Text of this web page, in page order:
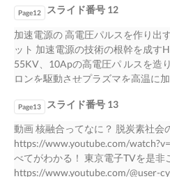
めの高電圧スイッチにより構成さ
電源を供給するための充電用高電
電源及び高電圧スイッチを スイッ
を短絡するための放 制御するため
PLC）を設ける 電用高圧スイッチ
用正電源 ： 10KV 最大電圧 ：
： DC～5KHz 外観寸法 ： H2300
法 ： H2300 X W1200 X
圧電源部の構成 直流高電圧電源部
ド電極へAPS高電圧 スイッチを介
を供給する目的で使用 されるAPS
ンのボディ電極へ制御電 圧を供給
により構成されます。 ●高電圧スイ
部はジャイロトロンを運転・制御
速・高電圧のパルス電圧を供給す
ード電極に制御電源を供給するた
アノード電極とカソード電極間を
スイッチの2台の高電圧スイッチ
す。
Page12 スライド番号 12
加速電源の 高電圧パルスを作り出
ット 加速電源の技術の根幹を成す
55KV、10Apの高電圧パ ルスを造
ロンを駆動させプラズマを高温に
ュール）接続させることにより、
ーダーの高速 スイッチングを実現
も各阻止に負担をかけることなく
が、他にはないスイッチ ング技術
ト ●100μsecの高速スイッチング ●
チの運転時に外的要因 により印加
Page13 スライド番号 13
動画 核融合ってなに？ 脱炭素社会
https://www.youtube.com/
べてがわかる！ 東京電子TVを是非
https://www.youtube.com/@user-